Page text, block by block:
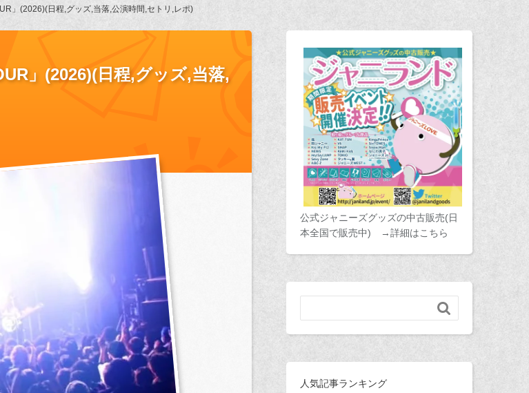
」(2026)(日程,グッズ,当落,公演時間,セトリ,レポ)
」(2026)(日程,グッズ,当落,
公式ジャニーズグッズの中古販売(日
本全国で販売中) →詳細はこちら

人気記事ランキング